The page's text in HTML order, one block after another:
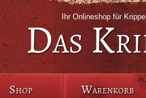
Ihr Onlineshop für
Das
Shop Warenkorb